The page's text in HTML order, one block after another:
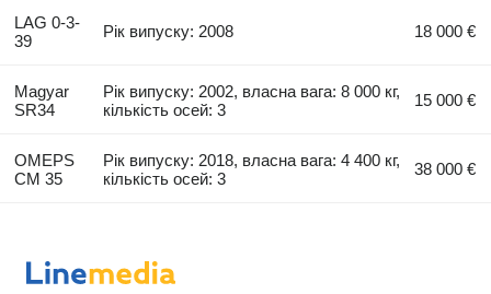
LAG 0-3-
39
Рік випуску: 2008 18 000 €
Magyar
SR34
Рік випуску: 2002, власна вага: 8 000 кг,
кількість осей: 3
15 000 €
OMEPS
CM 35
Рік випуску: 2018, власна вага: 4 400 кг,
кількість осей: 3
38 000 €